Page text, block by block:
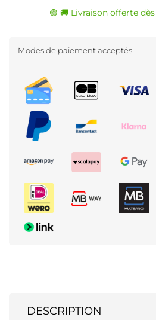
🟢 🚚 Livraison offerte
Modes de paiement acceptés
DESCRIPTION